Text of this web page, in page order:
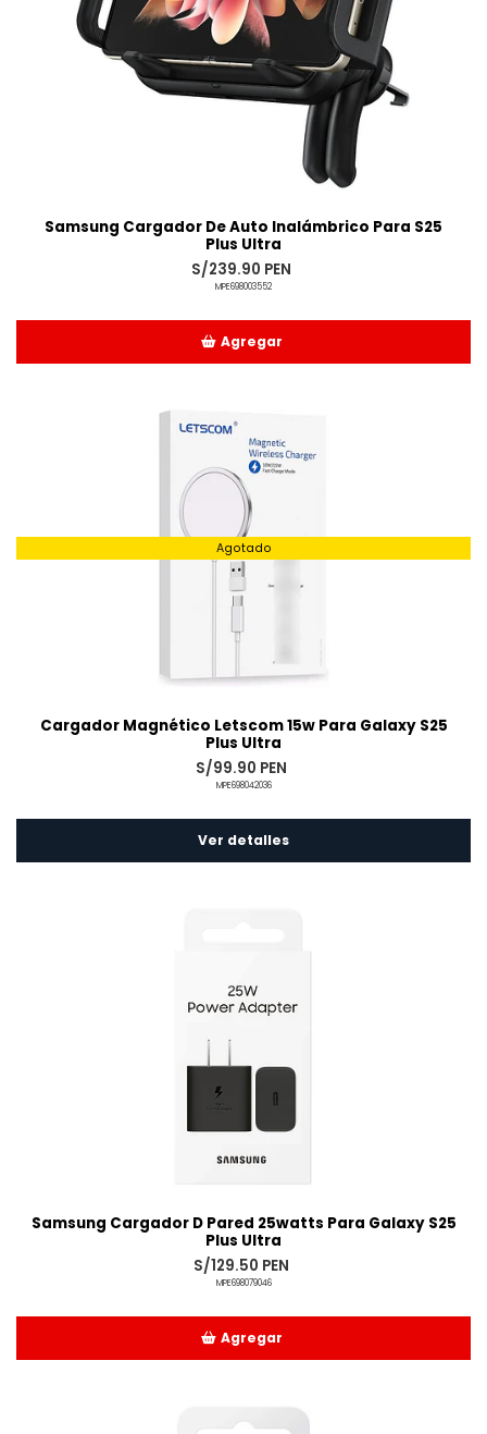
Samsung Cargador De Auto Inalámbrico Para S25
Plus Ultra
S/239.90 PEN
MPE698003552
Agregar
Agotado
Cargador Magnético Letscom 15w Para Galaxy S25
Plus Ultra
S/99.90 PEN
MPE698042036
Ver detalles
Samsung Cargador D Pared 25watts Para Galaxy S25
Plus Ultra
S/129.50 PEN
MPE698079046
Agregar